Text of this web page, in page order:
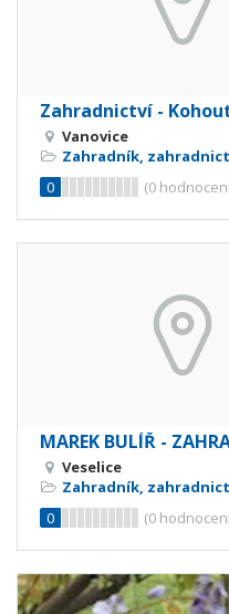
Zahradnictví -
Vanovice
Zahradník,
0
(0
MAREK BULÍŘ -
Veselice
Zahradník,
0
(0